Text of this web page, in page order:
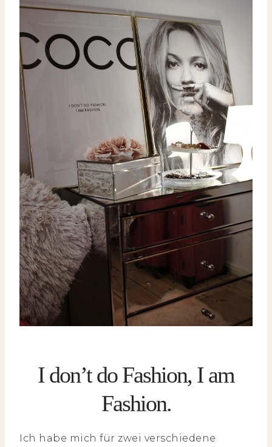
I don’t do Fashion, I am
Fashion.
Ich habe mich für zwei verschiedene